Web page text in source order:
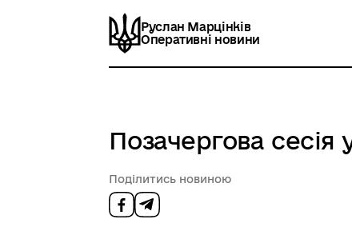
Руслан Марцінків
Оперативні новини
Позачергова сесія
Поділитись новиною